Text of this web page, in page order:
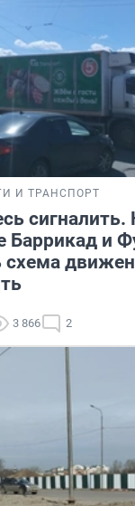
И ТРАНСПОРТ
сигналить.
Баррикад и
схема
3 866 2